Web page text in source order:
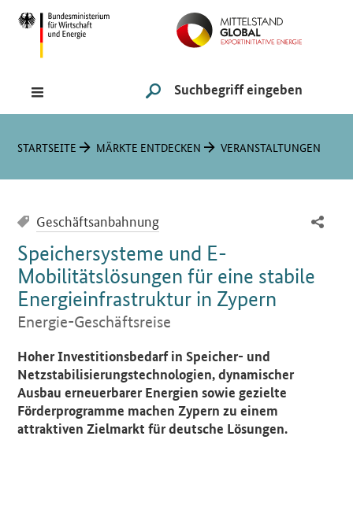
Suche
SUCHE STARTEN
Sie sind hier:
STARTSEITE MÄRKTE ENTDECKEN VERANSTALTUNGEN
Geschäftsanbahnung
Speichersysteme und E-
Mobilitätslösungen für eine stabile
Energieinfrastruktur in Zypern
Energie-Geschäftsreise
Hoher Investitionsbedarf in Speicher- und
Netzstabilisierungstechnologien, dynamischer
Ausbau erneuerbarer Energien sowie gezielte
Förderprogramme machen Zypern zu einem
attraktiven Zielmarkt für deutsche Lösungen.